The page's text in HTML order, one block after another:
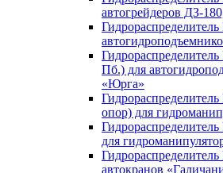
автогрейдеров ДЗ-
Пб.) для
«Юрга»
опор) для
для
автокранов